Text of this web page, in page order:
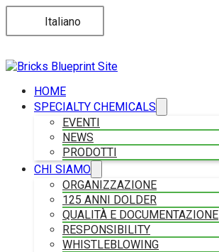
Italiano
HOME
SPECIALTY CHEMICALS
EVENTI
NEWS
PRODOTTI
CHI SIAMO
ORGANIZZAZIONE
125 ANNI DOLDER
QUALITÀ E DOCUMENTAZIONE
RESPONSIBILITY
WHISTLEBLOWING